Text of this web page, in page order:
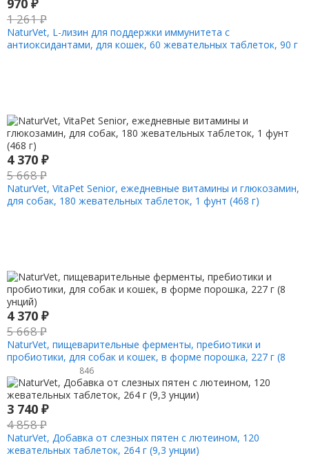
970 ₽
1 261₽
NaturVet, L-лизин для поддержки иммунитета с
антиоксидантами, для кошек, 60 жевательных таблеток, 90 г
4 370 ₽
5 668₽
NaturVet, VitaPet Senior, ежедневные витамины и глюкозамин,
для собак, 180 жевательных таблеток, 1 фунт (468 г)
4 370 ₽
5 668₽
NaturVet, пищеварительные ферменты, пребиотики и
пробиотики, для собак и кошек, в форме порошка, 227 г (8
846
3 740 ₽
4 858₽
NaturVet, Добавка от слезных пятен с лютеином, 120
жевательных таблеток, 264 г (9,3 унции)